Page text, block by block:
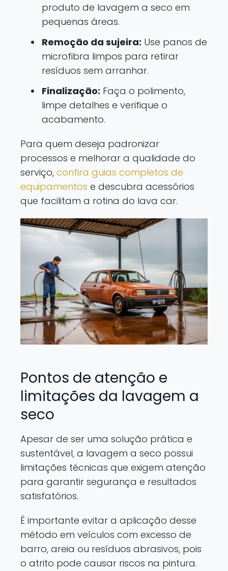
produto de lavagem a seco em
pequenas áreas.
Remoção da sujeira: Use panos de
microfibra limpos para retirar
resíduos sem arranhar.
Finalização: Faça o polimento,
limpe detalhes e verifique o
acabamento.
Para quem deseja padronizar
processos e melhorar a qualidade do
serviço, confira guias completos de
equipamentos e descubra acessórios
que facilitam a rotina do lava car.
Pontos de atenção e
limitações da lavagem a
seco
Apesar de ser uma solução prática e
sustentável, a lavagem a seco possui
limitações técnicas que exigem atenção
para garantir segurança e resultados
satisfatórios.
É importante evitar a aplicação desse
método em veículos com excesso de
barro, areia ou resíduos abrasivos, pois
o atrito pode causar riscos na pintura.